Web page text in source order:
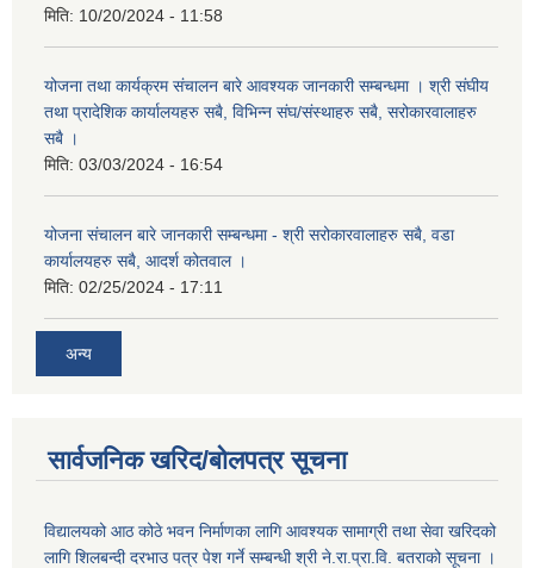
मिति: 10/20/2024 - 11:58
योजना तथा कार्यक्रम संचालन बारे आवश्यक जानकारी सम्बन्धमा । श्री संघीय
तथा प्रादेशिक कार्यालयहरु सबै, विभिन्‍न संघ/संस्थाहरु सबै, सरोकारवालाहरु
सबै ।
मिति: 03/03/2024 - 16:54
योजना संचालन बारे जानकारी सम्बन्धमा - श्री सरोकारवालाहरु सबै, वडा
कार्यालयहरु सबै, आदर्श कोतवाल ।
मिति: 02/25/2024 - 17:11
अन्य
सार्वजनिक खरिद/बोलपत्र सूचना
विद्यालयको आठ कोठे भवन निर्माणका लागि आवश्यक सामाग्री तथा सेवा खरिदको
लागि शिलबन्दी दरभाउ पत्र पेश गर्ने सम्बन्धी श्री ने.रा.प्रा.वि. बतराको सूचना ।